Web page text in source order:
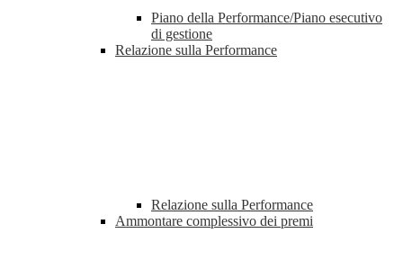
Piano della Performance/Piano esecutivo
di gestione
Relazione sulla Performance
Relazione sulla Performance
Ammontare complessivo dei premi